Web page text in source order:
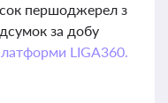
першоджерел з
за добу
LIGA360.